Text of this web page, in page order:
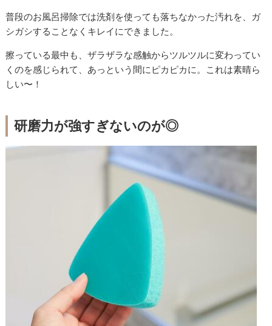
普段のお風呂掃除では洗剤を使っても落ちなかった汚れを、ガ
シガシすることなくキレイにできました。
擦っている最中も、ザラザラな感触からツルツルに変わってい
くのを感じられて、あっという間にピカピカに。これは素晴ら
しい〜！
研磨力が強すぎないのが◎